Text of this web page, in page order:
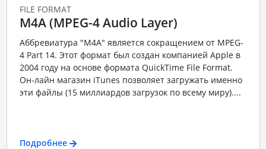
FILE FORMAT
M4A (MPEG-4 Audio Layer)
Аббревиатура "M4A" является сокращением от MPEG-
4 Part 14. Этот формат был создан компанией Apple в
2004 году на основе формата QuickTime File Format.
Он-лайн магазин iTunes позволяет загружать именно
эти файлы (15 миллиардов загрузок по всему миру)....
Подробнее